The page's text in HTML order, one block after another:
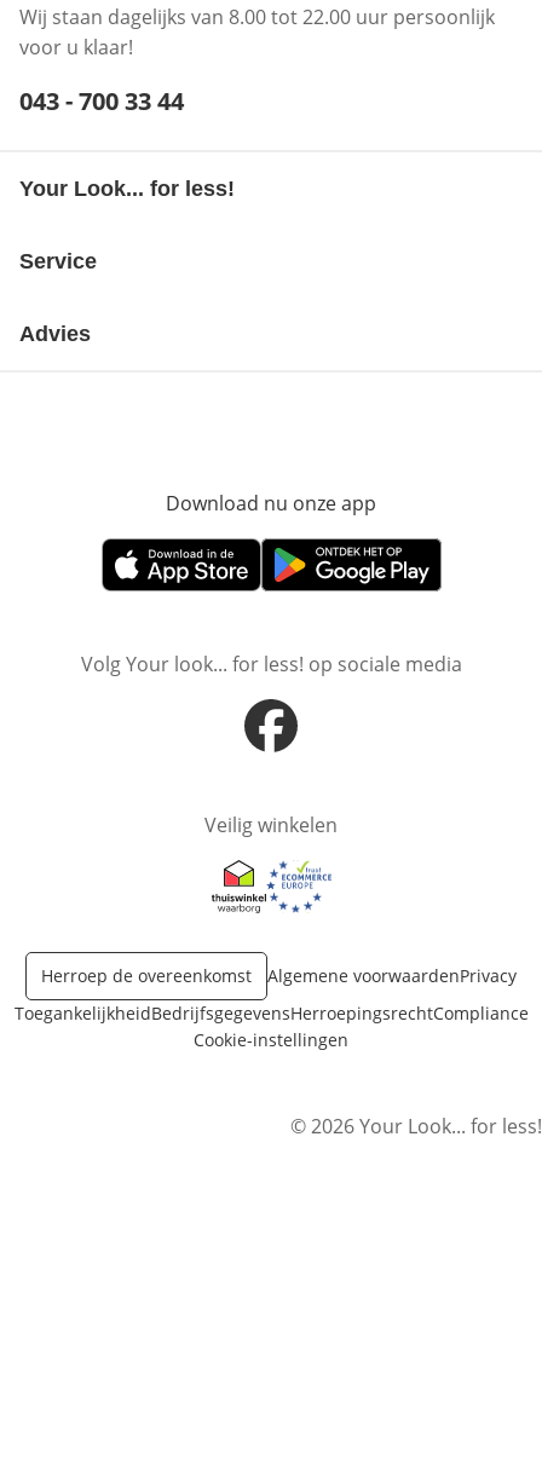
Wij staan dagelijks van 8.00 tot 22.00 uur persoonlijk
voor u klaar!
Telefoonnummer:
043 - 700 33 44
Your Look... for less!
Service
Advies
Download nu onze app
Opent in nieuw vensterOpent in nieuw venster
Volg Your look... for less! op sociale media
Opent in nieuw venster
Veilig winkelen
Opent in nieuw venster
Opent in nieuw venster
Herroep de overeenkomst Algemene voorwaardenPrivacy
ToegankelijkheidBedrijfsgegevensHerroepingsrechtCompliance
Cookie-instellingen
© 2026 Your Look... for less!